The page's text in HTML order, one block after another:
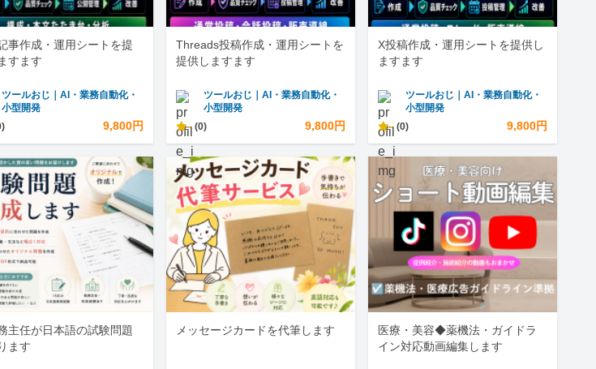
事作成・運用シートを提
すます
ツールおじ｜AI・業務自動化・
小型開発
9,800円
Threads投稿作成・運用シートを
提供しますます
ツールおじ｜AI・業務自動化・
小型開発
- (0) 9,800円
X投稿作成・運用シートを提供し
ますます
ツールおじ｜AI・業務自動化・
小型開発
- (0) 9,800円
主任が日本語の試験問題
ます
メッセージカードを代筆します
医療・美容◆薬機法・ガイドラ
イン対応動画編集します